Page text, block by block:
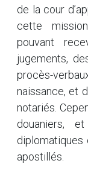
de la cour
cette
pouvant
jugements,
procès-
naissance, et
notariés.
douaniers,
diplomatiques
apostillés.